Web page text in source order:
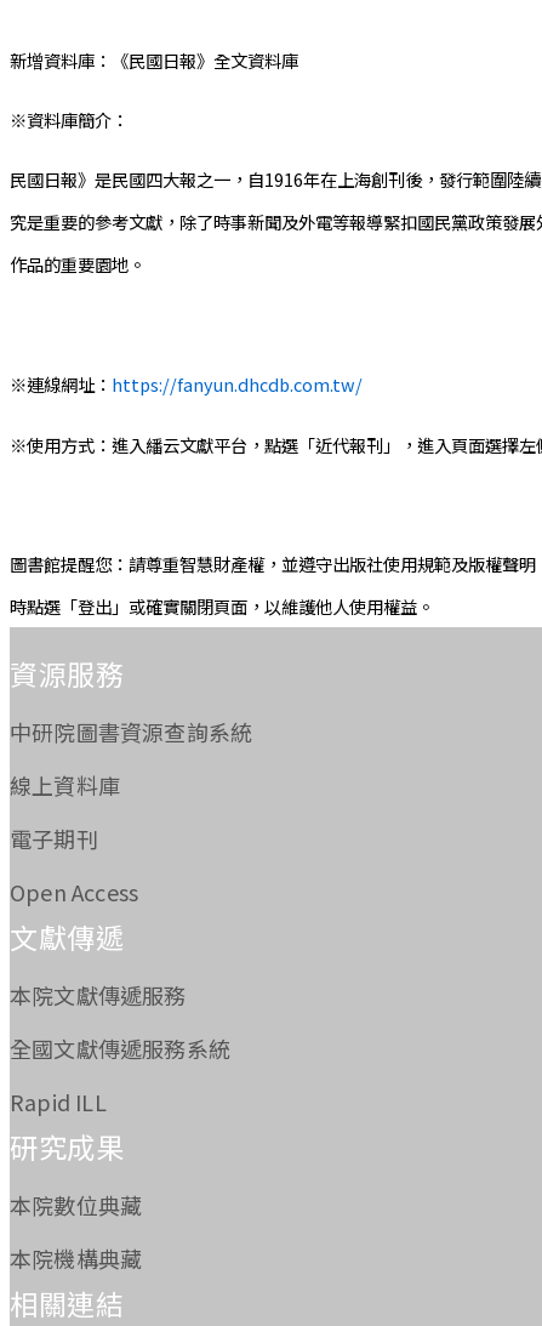
新增資料庫：《民國日報》全文資料庫
※資料庫簡介：
民國日報》是民國四大報之一，自1916年在上海創刊後，發行範圍陸
究是重要的參考文獻，除了時事新聞及外電等報導緊扣國民黨政策發
作品的重要園地。
※連線網址： https://fanyun.dhcdb.com.tw/
※使用方式：進入繙云文獻平台，點選「近代報刊」，進入頁面選擇
圖書館提醒您：請尊重智慧財產權，並遵守出版社使用規範及版權聲
時點選「登出」或確實關閉頁面，以維護他人使用權益。
資源服務
中研院圖書資源查詢系統
線上資料庫
電子期刊
Open Access
文獻傳遞
本院文獻傳遞服務
全國文獻傳遞服務系統
Rapid ILL
研究成果
本院數位典藏
本院機構典藏
相關連結